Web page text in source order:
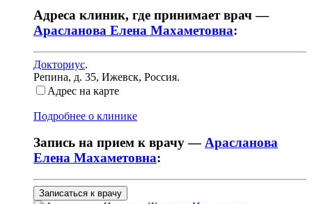
Адреса клиник, где принимает врач —
Арасланова Елена Махаметовна:
Докториус.
Репина, д. 35, Ижевск, Россия.
Адрес на карте
Подробнее о клинике
Запись на прием к врачу —Арасланова
Елена Махаметовна:
Записаться к врачу